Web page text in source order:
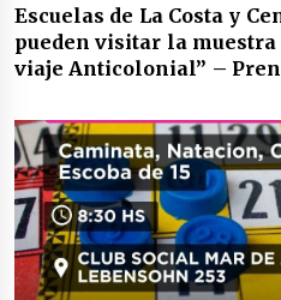
Escuelas de La Costa y
pueden visitar la muestra
viaje Anticolonial” –